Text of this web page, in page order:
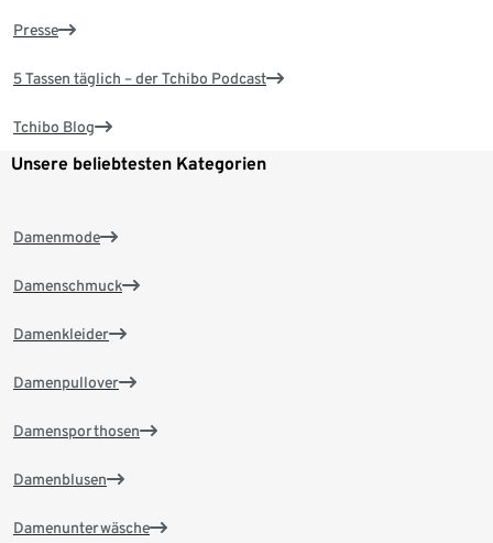
Presse
5 Tassen täglich – der Tchibo Podcast
Tchibo Blog
Unsere beliebtesten Kategorien
Damenmode
Damenschmuck
Damenkleider
Damenpullover
Damensporthosen
Damenblusen
Damenunterwäsche